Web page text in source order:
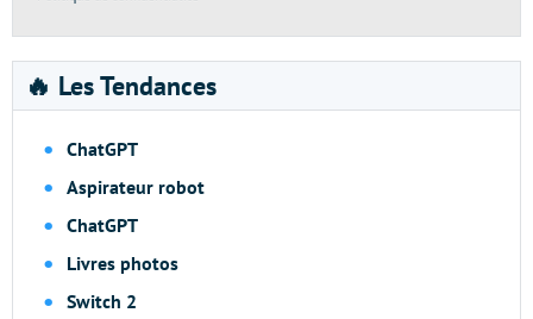
🔥 Les Tendances
ChatGPT
Aspirateur robot
ChatGPT
Livres photos
Switch 2